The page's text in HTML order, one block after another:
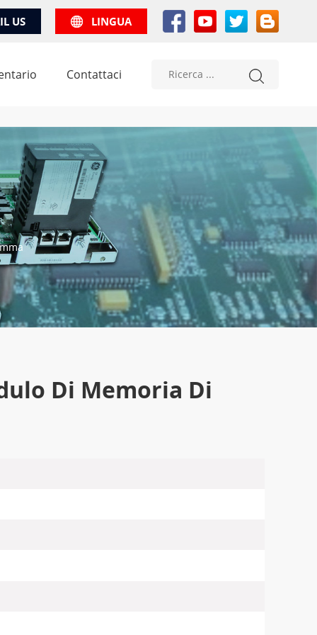
US LINGUA
Contattaci
Di Memoria Di